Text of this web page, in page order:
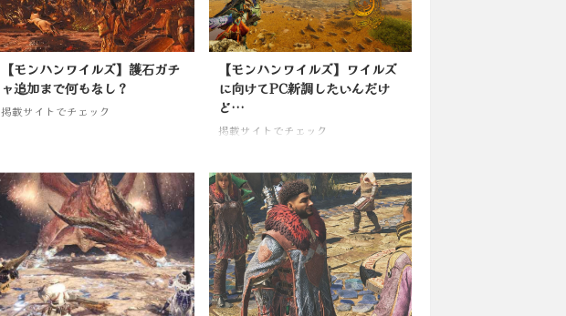
【モンハンワイルズ】護石ガチ
ャ追加まで何もなし？
掲載サイトでチェック
【モンハンワイルズ】ワイルズ
に向けてPC新調したいんだけ
ど…
掲載サイトでチェック